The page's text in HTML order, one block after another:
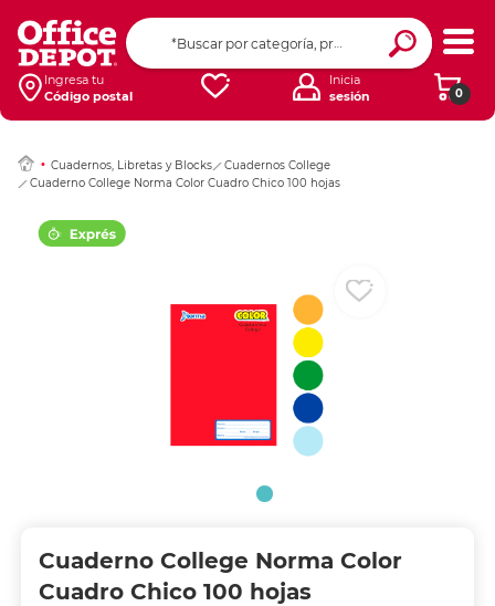
Ingresa tu
Código postal
0
Inicia
sesión
Cuadernos, Libretas y Blocks
Cuadernos College
Cuaderno College Norma Color Cuadro Chico 100 hojas
Cuaderno College Norma Color
Cuadro Chico 100 hojas
Ingresar Codigo